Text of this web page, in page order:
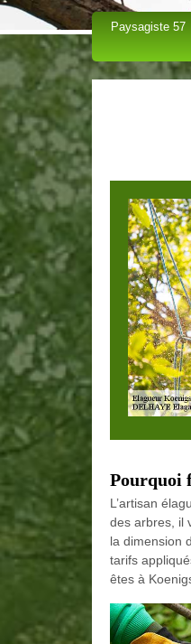
Paysagiste 57
Pourquoi
L’artisan
des arbres, il
la dimension
tarifs
êtes à